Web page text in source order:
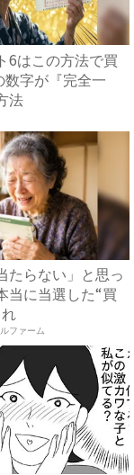
6はこの方法で買
字が『完全一
法
たらない」と思っ
当に当選した“買
ファーム